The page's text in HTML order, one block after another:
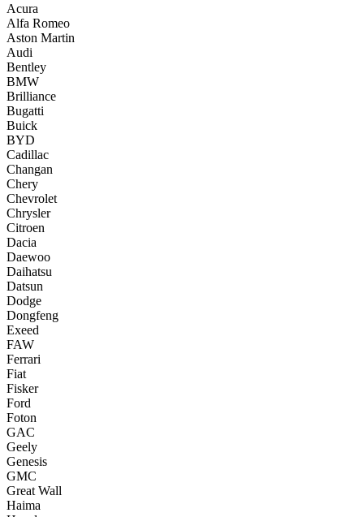
Acura
Alfa Romeo
Aston Martin
Audi
Bentley
BMW
Brilliance
Bugatti
Buick
BYD
Cadillac
Changan
Chery
Chevrolet
Chrysler
Citroen
Dacia
Daewoo
Daihatsu
Datsun
Dodge
Dongfeng
Exeed
FAW
Ferrari
Fiat
Fisker
Ford
Foton
GAC
Geely
Genesis
GMC
Great Wall
Haima